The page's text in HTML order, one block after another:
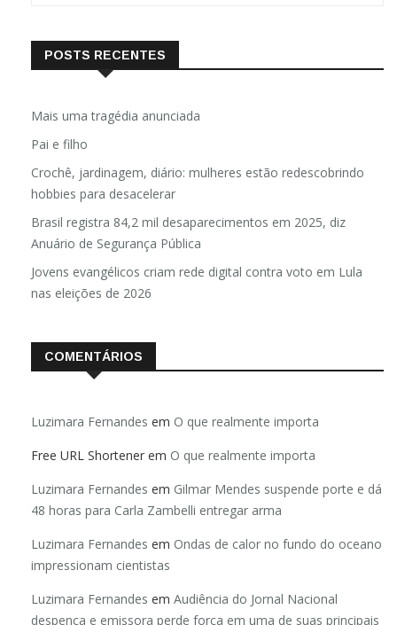
POSTS RECENTES
Mais uma tragédia anunciada
Pai e filho
Crochê, jardinagem, diário: mulheres estão redescobrindo
hobbies para desacelerar
Brasil registra 84,2 mil desaparecimentos em 2025, diz
Anuário de Segurança Pública
Jovens evangélicos criam rede digital contra voto em Lula
nas eleições de 2026
COMENTÁRIOS
Luzimara Fernandes em O que realmente importa
Free URL Shortener em O que realmente importa
Luzimara Fernandes em Gilmar Mendes suspende porte e dá
48 horas para Carla Zambelli entregar arma
Luzimara Fernandes em Ondas de calor no fundo do oceano
impressionam cientistas
Luzimara Fernandes em Audiência do Jornal Nacional
despenca e emissora perde força em uma de suas principais